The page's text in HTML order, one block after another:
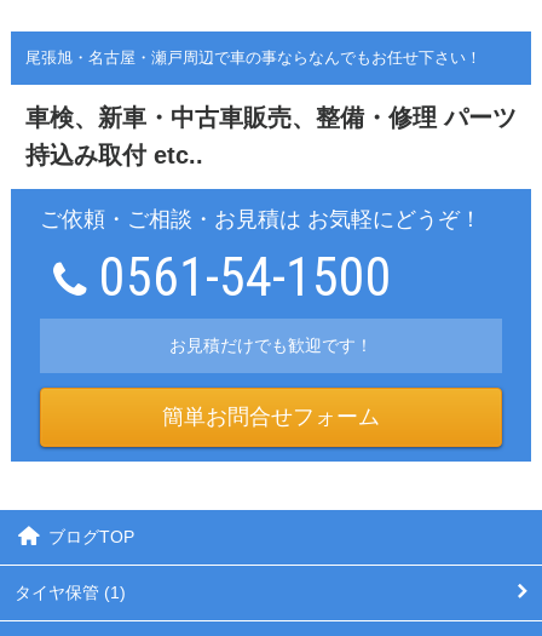
尾張旭・名古屋・瀬戸周辺で車の事ならなんでもお任せ下さい！
車検、新車・中古車販売、整備・修理 パーツ
持込み取付 etc..
ご依頼・ご相談・お見積は お気軽にどうぞ！
0561-54-1500
お見積だけでも歓迎です！
簡単お問合せフォーム
ブログTOP
タイヤ保管 (1)